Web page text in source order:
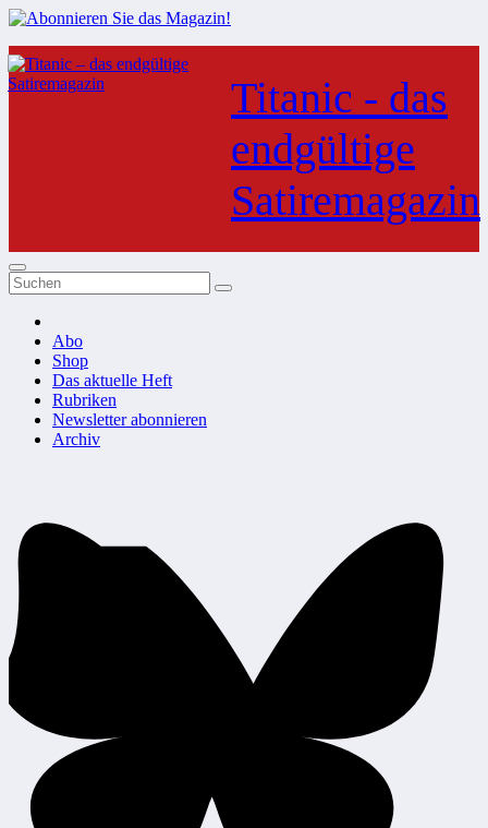
Zum
Inhalt
springen
Titanic - das
endgültige
Satiremagazin
Abo
Shop
Das aktuelle Heft
Rubriken
Newsletter abonnieren
Archiv